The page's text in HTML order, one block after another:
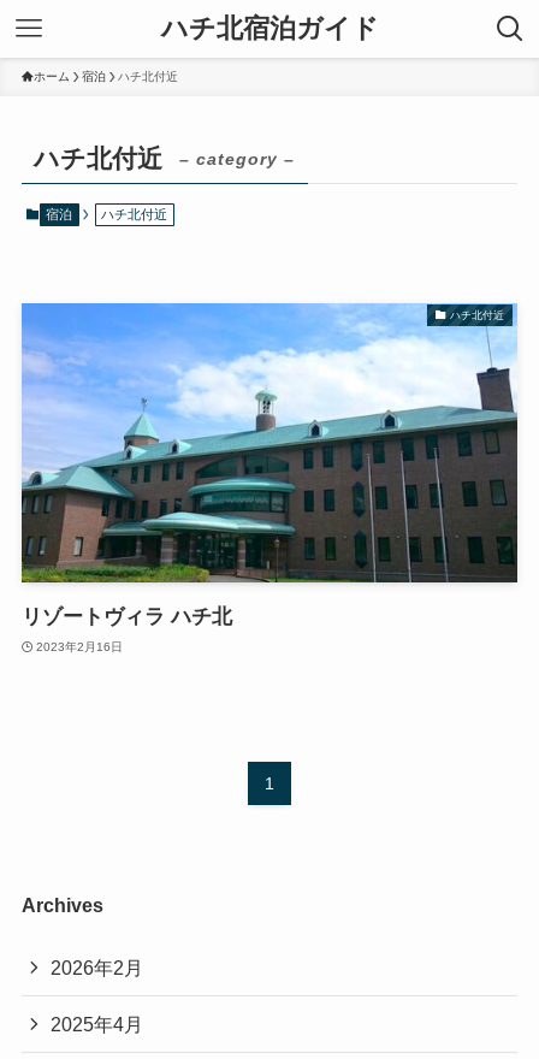
ハチ北宿泊ガイド
ホーム 宿泊 ハチ北付近
ハチ北付近 – category –
宿泊 ハチ北付近
ハチ北付近
リゾートヴィラ ハチ北
2023年2月16日
1
Archives
2026年2月
2025年4月